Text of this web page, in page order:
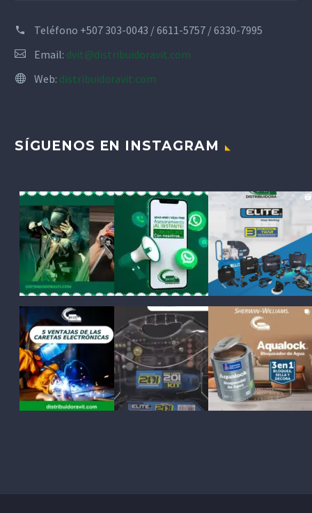
Teléfono +507 303-0043 / 6611-5757 / 6330-7995
Email: dvit@distribuidoravit.com
Web: distribuidoravit.com
SÍGUENOS EN INSTAGRAM